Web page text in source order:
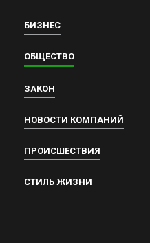
БИЗНЕС
ОБЩЕСТВО
ЗАКОН
НОВОСТИ КОМПАНИЙ
ПРОИСШЕСТВИЯ
СТИЛЬ ЖИЗНИ